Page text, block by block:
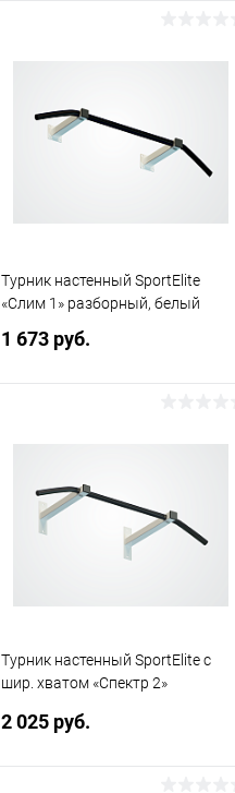
В избранное Недоступно
Турник настенный SportElite
«Слим 1» разборный, белый
1 673 руб.
Купить в 1 клик
В избранное Недоступно
Турник настенный SportElite с
шир. хватом «Спектр 2»
2 025 руб.